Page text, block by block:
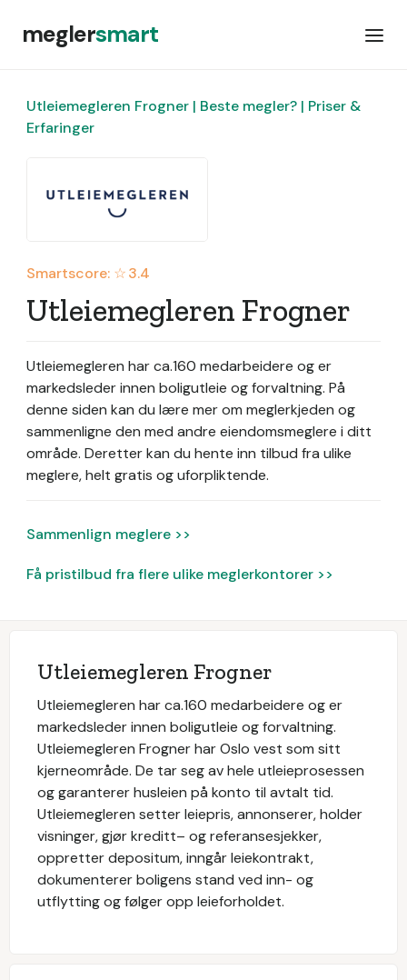
meglersmart
Utleiemegleren Frogner | Beste megler? | Priser &
Erfaringer
Smartscore: ☆3.4
Utleiemegleren Frogner
Utleiemegleren har ca.160 medarbeidere og er
markedsleder innen boligutleie og forvaltning. På
denne siden kan du lære mer om meglerkjeden og
sammenligne den med andre eiendomsmeglere i ditt
område. Deretter kan du hente inn tilbud fra ulike
meglere, helt gratis og uforpliktende.
Sammenlign meglere >>
Få pristilbud fra flere ulike meglerkontorer >>
Utleiemegleren Frogner
Utleiemegleren har ca.160 medarbeidere og er
markedsleder innen boligutleie og forvaltning.
Utleiemegleren Frogner har Oslo vest som sitt
kjerneområde. De tar seg av hele utleieprosessen
og garanterer husleien på konto til avtalt tid.
Utleiemegleren setter leiepris, annonserer, holder
visninger, gjør kreditt– og referansesjekker,
oppretter depositum, inngår leiekontrakt,
dokumenterer boligens stand ved inn- og
utflytting og følger opp leieforholdet.